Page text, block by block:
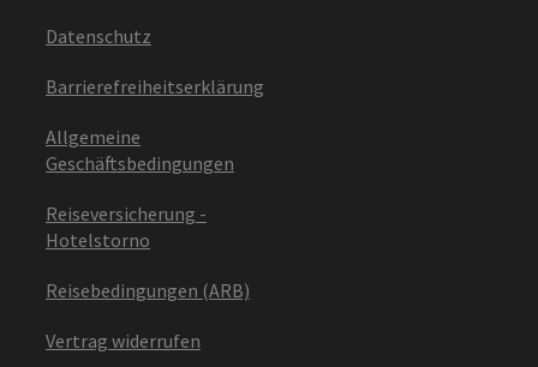
Datenschutz
Barrierefreiheitserklärung
Allgemeine
Geschäftsbedingungen
Reiseversicherung -
Hotelstorno
Reisebedingungen (ARB)
Vertrag widerrufen